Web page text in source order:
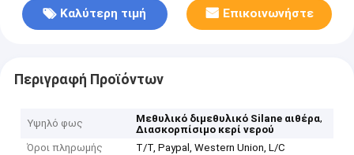
Καλύτερη τιμή Επικοινωνήστε
Περιγραφή Προϊόντων
Υψηλό φως Μεθυλικό διμεθυλικό Silane αιθέρα,
Διασκορπίσιμο κερί νερού
Όροι πληρωμής
T/T, Paypal, Western Union, L/C